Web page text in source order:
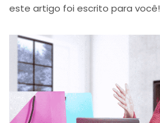
este artigo foi escrito para você!